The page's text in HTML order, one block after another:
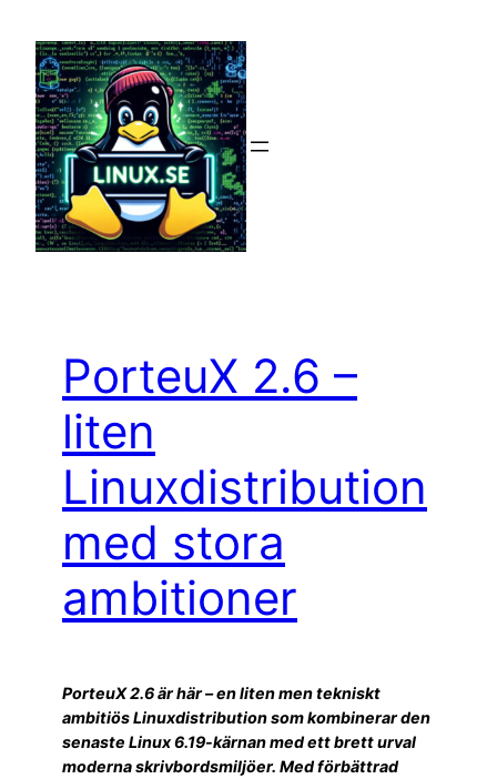
innehåll
PorteuX 2.6 –
liten
Linuxdistribution
med stora
ambitioner
PorteuX 2.6 är här – en liten men tekniskt
ambitiös Linuxdistribution som kombinerar den
senaste Linux 6.19-kärnan med ett brett urval
moderna skrivbordsmiljöer. Med förbättrad